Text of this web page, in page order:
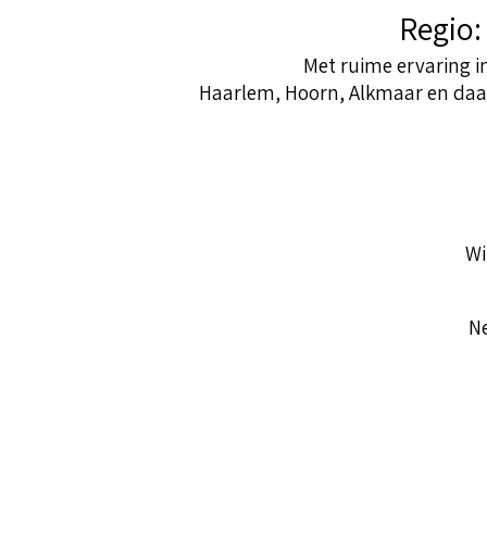
Met ruime ervaring
Haarlem, Hoorn, Alkmaar en